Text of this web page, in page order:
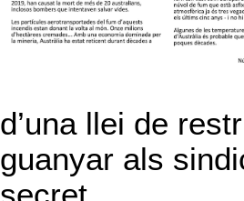
d’una llei de
guanyar als